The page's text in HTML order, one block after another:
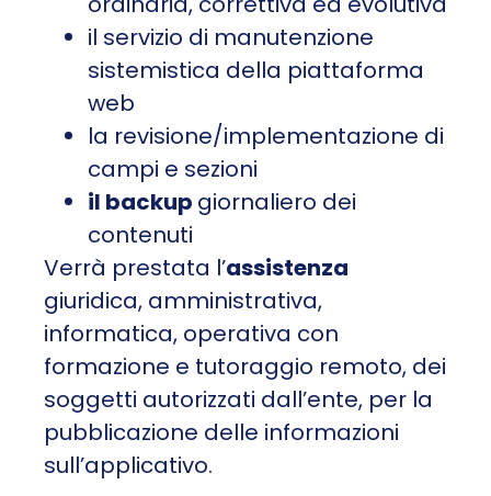
il servizio di manutenzione
sistemistica della piattaforma
web
la revisione/implementazione di
campi e sezioni
il backup giornaliero dei
contenuti
Verrà prestata l’assistenza
giuridica, amministrativa,
informatica, operativa con
formazione e tutoraggio remoto, dei
soggetti autorizzati dall’ente, per la
pubblicazione delle informazioni
sull’applicativo.